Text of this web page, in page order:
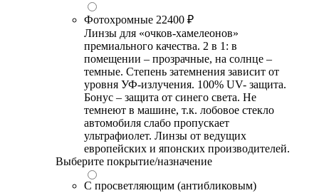
Фотохромные 22400 ₽
Линзы для «очков-хамелеонов»
премиального качества. 2 в 1: в
помещении – прозрачные, на солнце –
темные. Степень затемнения зависит от
уровня УФ-излучения. 100% UV- защита.
Бонус – защита от синего света. Не
темнеют в машине, т.к. лобовое стекло
автомобиля слабо пропускает
ультрафиолет. Линзы от ведущих
европейских и японских производителей.
Выберите покрытие/назначение
С просветляющим (антибликовым)